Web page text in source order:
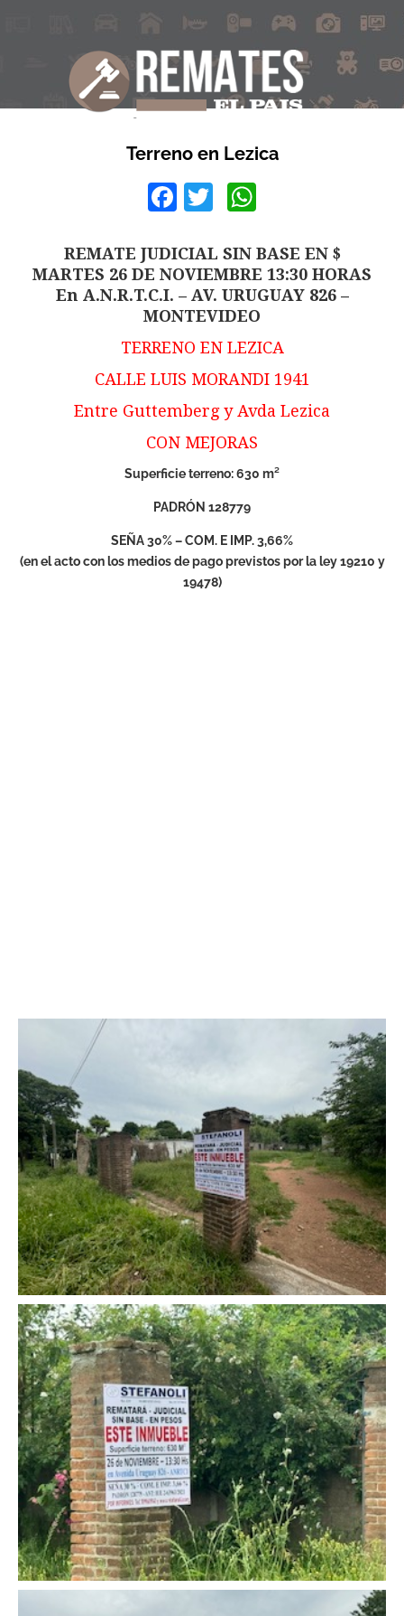
Terreno en Lezica
Facebook
Twitter
REMATE JUDICIAL SIN BASE EN $
MARTES 26 DE NOVIEMBRE 13:30 HORAS
En A.N.R.T.C.I. – AV. URUGUAY 826 –
MONTEVIDEO
TERRENO EN LEZICA
CALLE LUIS MORANDI 1941
Entre Guttemberg y Avda Lezica
CON MEJORAS
Superficie terreno: 630 m²
PADRÓN 128779
SEÑA 30% – COM. E IMP. 3,66%
(en el acto con los medios de pago previstos por la ley 19210 y
19478)